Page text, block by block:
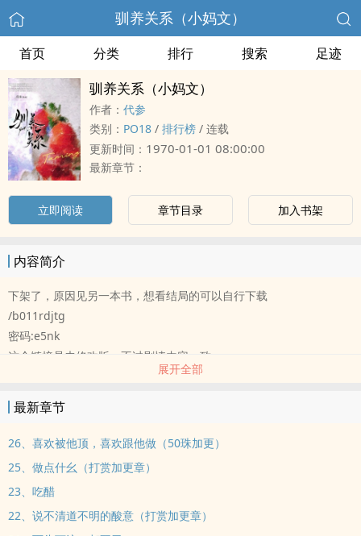
驯养关系（小妈文）
首页 分类 排行 搜索 足迹
驯养关系（小妈文）
作者： 代参
类别： PO18 / 排行榜 / 连载
更新时间： 1970-01-01 08:00:00
最新章节：
立即阅读 章节目录 加入书架
内容简介
下架了，原因见另一本书，想看结局的可以自行下载
/b011rdjtg
密码:e5nk
这个链接是未修改版，不过剧情内容一致。
这本书重新修，目的是测一下网站的流量，发现大不如以前，以前随
有点离谱，没有编推也等于凉凉，至于编推的书，不可否认真的有不
错的书，但大部分都无眼直视，江湖不见
展开全部
最新章节
26、喜欢被他顶，喜欢跟他做（50珠加更）
25、做点什幺（打赏加更章）
23、吃醋
22、说不清道不明的酸意（打赏加更章）